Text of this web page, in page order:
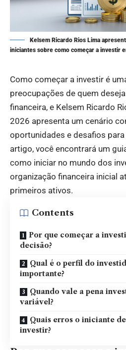
Kelsem Ricardo Rios Lima
iniciantes sobre como começar a investir
Como começar a investir é
preocupações de quem
financeira, e Kelsem Ricardo
2026 apresenta um cenário
oportunidades e desafios
artigo, você encontrará um
como iniciar no mundo dos
organização financeira inicial
primeiros ativos.
Contents
Por que começar a
decisão?
Qual é o perfil do
importante?
Quando vale a pena
variável?
Quais erros o iniciante
investir?